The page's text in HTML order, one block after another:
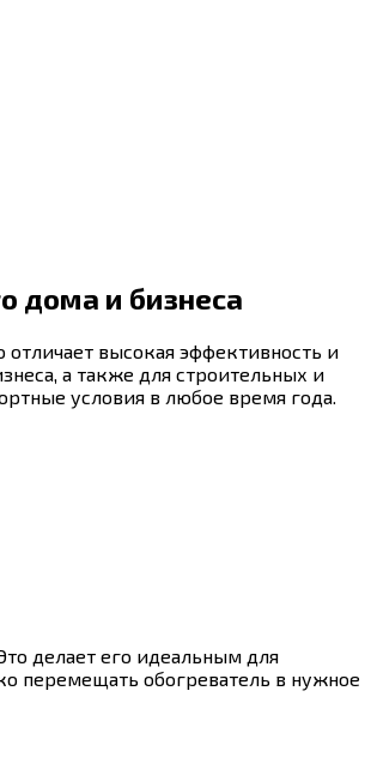
дома и бизнеса
высокая эффективность и
а также для строительных и
условия в любое время года.
делает его идеальным для
перемещать обогреватель в нужное